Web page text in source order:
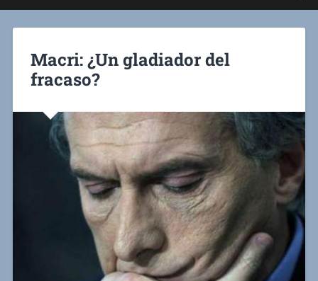
Macri: ¿Un gladiador del
fracaso?